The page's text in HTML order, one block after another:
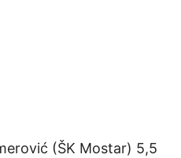
(ŠK Mostar) 5,5